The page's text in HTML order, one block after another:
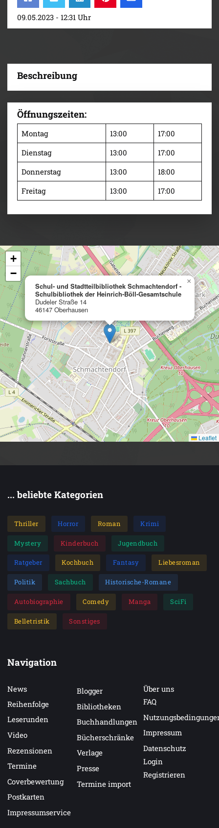
09.05.2023 - 12:31 Uhr
Beschreibung
Öffnungszeiten:
Montag 13:00
17:00
Dienstag
13:00
17:00
Donnerstag
13:00
18:00
Freitag
13:00 17:00
Schul- und Stadtteilbibliothek Schmachtendorf -
Schulbibliothek der Heinrich-Böll-Gesamtschule
Dudeler Straße 14
46147 Oberhausen
×
+
−
Leaflet
... beliebte Kategorien
Thriller Horror Roman Krimi
Mystery Kinderbuch Jugendbuch
Ratgeber Kochbuch Fantasy Liebesroman
Politik Sachbuch Historische-Romane
Autobiographie Comedy Manga SciFi
Belletristik Sonstiges
Navigation
News
Reihenfolge
Leserunden
Video
Rezensionen
Termine
Coverbewertung
Postkarten
Impressumservice
Blogger
Bibliotheken
Buchhandlungen
Bücherschränke
Verlage
Presse
Termine import
Über uns
FAQ
Impressum
Datenschutz
Login
Registrieren